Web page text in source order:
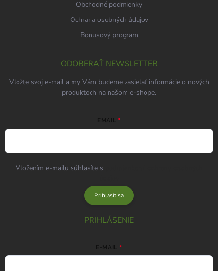
Obchodné podmienky
Ochrana osobných údajov
Bonusový program
ODOBERAŤ NEWSLETTER
Vložte svoj e-mail a my Vám budeme zasielať informácie o nových
produktoch na našom e-shope.
EMAIL
Vložením e-mailu súhlasíte s
Prihlásiť sa
PRIHLÁSENIE
E-MAIL